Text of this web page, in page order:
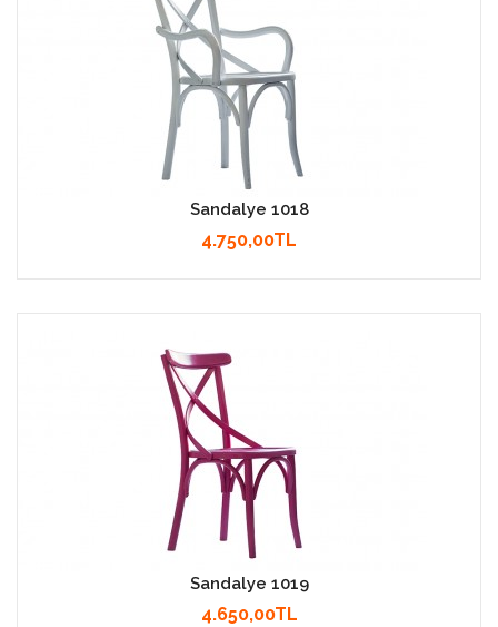
Sandalye 1018
4.750,00TL
Sandalye 1019
4.650,00TL